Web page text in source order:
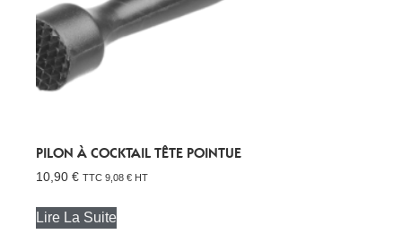
PILON À COCKTAIL TÊTE POINTUE
10,90 € TTC 9,08 € HT
Lire La Suite